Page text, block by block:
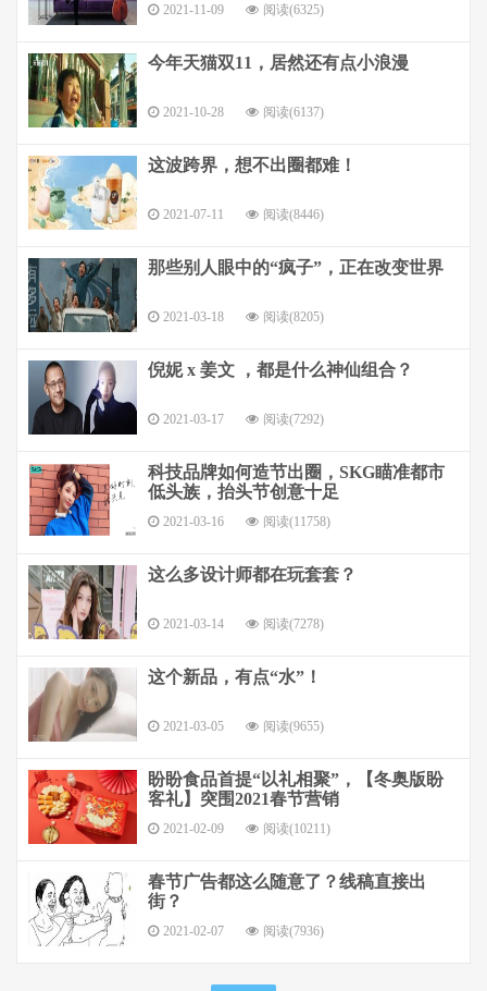
2021-11-09 阅读(6325)
今年天猫双11，居然还有点小浪漫
2021-10-28 阅读(6137)
这波跨界，想不出圈都难！
2021-07-11 阅读(8446)
那些别人眼中的“疯子”，正在改变世界
2021-03-18 阅读(8205)
倪妮 x 姜文 ，都是什么神仙组合？
2021-03-17 阅读(7292)
科技品牌如何造节出圈，SKG瞄准都市
低头族，抬头节创意十足
2021-03-16 阅读(11758)
这么多设计师都在玩套套？
2021-03-14 阅读(7278)
这个新品，有点“水”！
2021-03-05 阅读(9655)
盼盼食品首提“以礼相聚”，【冬奥版盼
客礼】突围2021春节营销
2021-02-09 阅读(10211)
春节广告都这么随意了？线稿直接出
街？
2021-02-07 阅读(7936)